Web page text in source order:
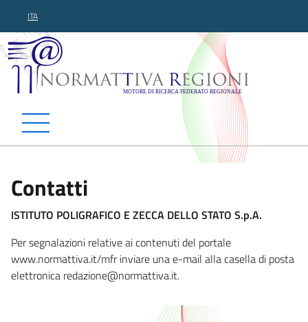
ITA
Normattiva Regioni -
Contatti
ISTITUTO POLIGRAFICO E ZECCA DELLO STATO S.p.A.
Per segnalazioni relative ai contenuti del portale
www.normattiva.it/mfr inviare una e-mail alla casella di posta
elettronica redazione@normattiva.it.